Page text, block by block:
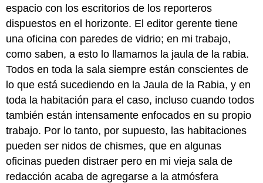
espacio con los escritorios de los reporteros
dispuestos en el horizonte. El editor gerente tiene
una oficina con paredes de vidrio; en mi trabajo,
como saben, a esto lo llamamos la jaula de la rabia.
Todos en toda la sala siempre están conscientes de
lo que está sucediendo en la Jaula de la Rabia, y en
toda la habitación para el caso, incluso cuando todos
también están intensamente enfocados en su propio
trabajo. Por lo tanto, por supuesto, las habitaciones
pueden ser nidos de chismes, que en algunas
oficinas pueden distraer pero en mi vieja sala de
redacción acaba de agregarse a la atmósfera